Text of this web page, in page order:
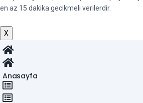
en az 15 dakika gecikmeli verilerdir.
X
Anasayfa